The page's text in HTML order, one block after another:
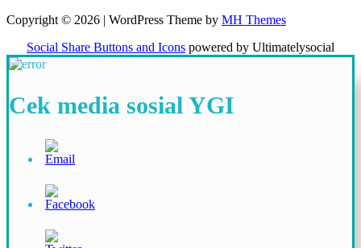
Copyright © 2026 | WordPress Theme by MH Themes
Social Share Buttons and Icons powered by Ultimatelysocial
Cek media sosial YGI